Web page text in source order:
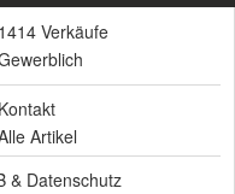
1414 Verkäufe
Kontakt
Artikel
& Datenschutz